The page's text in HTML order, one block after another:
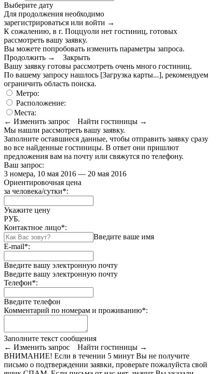
Выберите дату
Для продолжения необходимо
зарегистрироваться или войти →
К сожалению, в г. Поццуоли нет гостиниц, готовых
рассмотреть вашу заявку.
Вы можете попробовать изменить параметры запроса.
Продолжить →
Закрыть
Вашу заявку готовы рассмотреть очень много гостиниц.
По вашему запросу нашлось [Загрузка карты...], рекомендуем
ограничить область поиска.
Метро:
Расположение:
Места:
← Изменить запрос
Найти гостиницы →
Мы нашли рассмотреть вашу заявку.
Заполните оставшиеся данные, чтобы отправить заявку сразу
во все найденные гостиницы. В ответ они пришлют
предложения вам на почту или свяжутся по телефону.
Ваш запрос:
3 номера, 10 мая 2016 — 20 мая 2016
Ориентировочная цена
за человека/сутки*:
Укажите цену
РУБ.
Контактное лицо*:
Введите ваше имя
E-mail*:
Введите вашу электронную почту
Введите вашу электронную почту
Телефон*:
Введите телефон
Комментарий по номерам и проживанию*:
Заполните текст сообщения
← Изменить запрос
Найти гостиницы →
ВНИМАНИЕ! Если в течении 5 минут Вы не получите
письмо о подтверждении заявки, проверьте пожалуйста свой